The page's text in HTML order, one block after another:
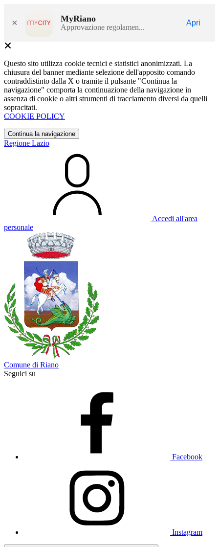
× MyRiano
Approvazione regolamen...
Apri
Questo sito utilizza cookie tecnici e statistici anonimizzati. La
chiusura del banner mediante selezione dell'apposito comando
contraddistinto dalla X o tramite il pulsante "Continua la
navigazione" comporta la continuazione della navigazione in
assenza di cookie o altri strumenti di tracciamento diversi da quelli
sopracitati.
COOKIE POLICY
Continua la navigazione
Regione Lazio
Accedi all'area
personale
Comune di Riano
Seguici su
Facebook
Instagram